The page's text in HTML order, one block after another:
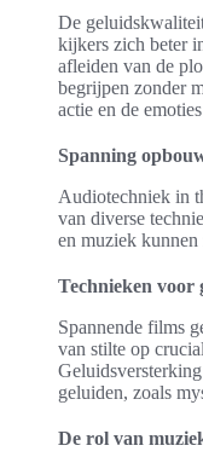
De
kijkers zich beter
afleiden van de
begrijpen zonder
actie en de
Spanning
Audiotechniek in
van diverse
en muziek
Technieken voor
Spannende films
van stilte op
geluiden, zoals
De rol van